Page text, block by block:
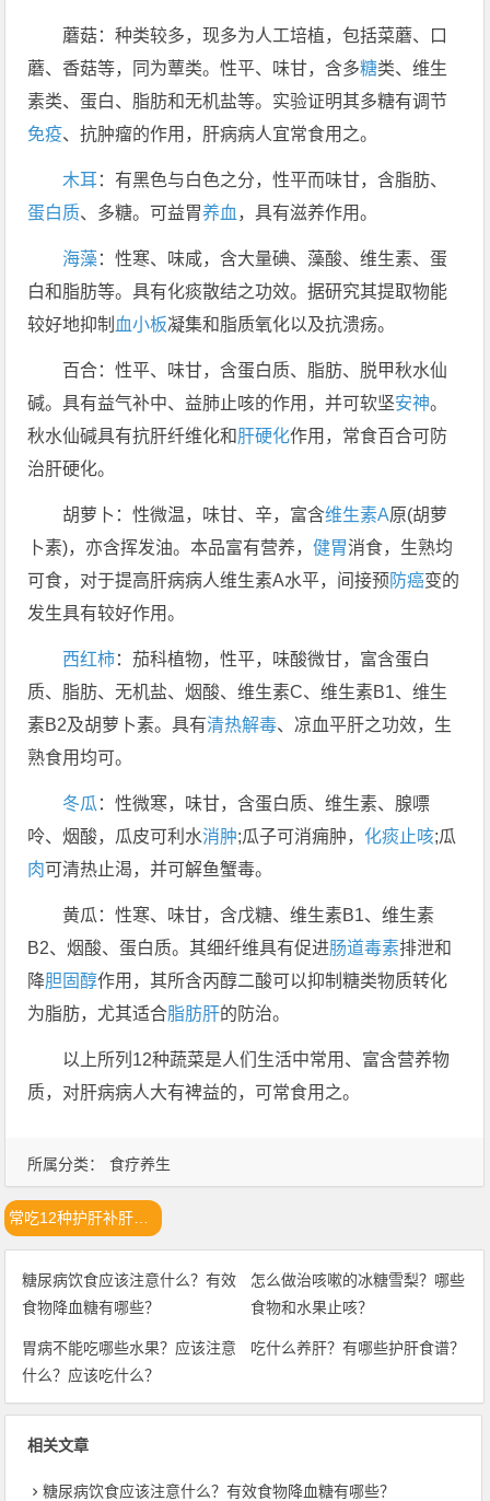
所属分类： 食疗养生
蘑菇：种类较多，现多为人工培植，包括菜蘑、口
蘑、香菇等，同为蕈类。性平、味甘，含多糖类、维生
素类、蛋白、脂肪和无机盐等。实验证明其多糖有调节
免疫、抗肿瘤的作用，肝病病人宜常食用之。
木耳：有黑色与白色之分，性平而味甘，含脂肪、
蛋白质、多糖。可益胃养血 ，具有滋养作用。
海藻：性寒、味咸，含大量碘、藻酸、维生素、蛋
白和脂肪等。具有化痰散结之功效。据研究其提取物能
较好地抑制 血小板凝集和脂质氧化以及抗溃疡。
百合：性平、味甘，含蛋白质、脂肪、脱甲秋水仙
碱。具有益气补中、益肺止咳的作用，并可软坚安神。
秋水仙碱具有抗肝纤维化和肝硬化作用，常食百合可防
治肝硬化。
胡萝卜：性微温，味甘、辛，富含维生素A原(胡萝
卜素)，亦含挥发油。本品富有营养，健胃消食，生熟均
可食，对于提高肝病病人维生素A水平，间接预 防癌变的
发生具有较好作用。
西红柿：茄科植物，性平，味酸微甘，富含蛋白
质、脂肪、无机盐、烟酸、维生素C、维生素B1、维生
素B2及胡萝卜素。具有清热解毒、凉血平肝之功效，生
熟食用均可。
冬瓜 ：性微寒，味甘，含蛋白质、维生素、腺嘌
呤、烟酸，瓜皮可利水消肿;瓜子可消痈肿， 化痰止咳;瓜
肉可清热止渴，并可解鱼蟹毒。
黄瓜：性寒、味甘，含戊糖、维生素B1、维生素
B2、烟酸、蛋白质。其细纤维具有促进肠道毒素排泄和
降胆固醇作用，其所含丙醇二酸可以抑制糖类物质转化
为脂肪，尤其适合脂肪肝的防治。
以上所列12种蔬菜是人们生活中常用、富含营养物
质，对肝病病人大有裨益的，可常食用之。
糖尿病饮食应该注意什么？有效
食物降血糖有哪些？
怎么做治咳嗽的冰糖雪梨？哪些
食物和水果止咳？
胃病不能吃哪些水果？应该注意
什么？应该吃什么？
吃什么养肝？有哪些护肝食谱？
相关文章
糖尿病饮食应该注意什么？有效食物降血糖有哪些？